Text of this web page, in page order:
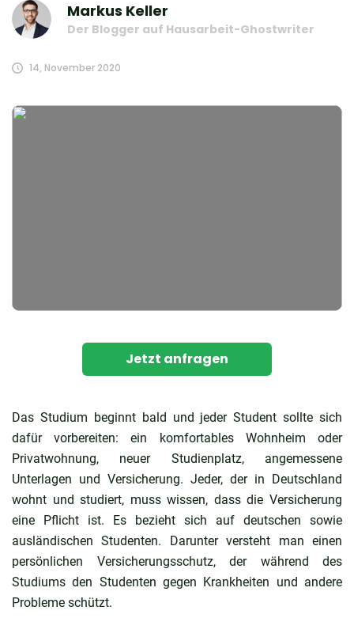
Markus Keller
Der Blogger auf Hausarbeit-Ghostwriter
14, November 2020
Jetzt anfragen
Das Studium beginnt bald und jeder Student sollte sich
dafür vorbereiten: ein komfortables Wohnheim oder
Privatwohnung, neuer Studienplatz, angemessene
Unterlagen und Versicherung. Jeder, der in Deutschland
wohnt und studiert, muss wissen, dass die Versicherung
eine Pflicht ist. Es bezieht sich auf deutschen sowie
ausländischen Studenten. Darunter versteht man einen
persönlichen Versicherungsschutz, der während des
Studiums den Studenten gegen Krankheiten und andere
Probleme schützt.